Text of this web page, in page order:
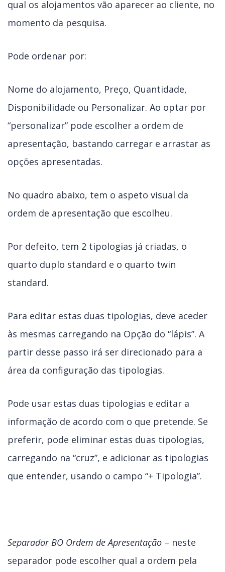
qual os alojamentos vão aparecer ao cliente, no
momento da pesquisa.
Pode ordenar por:
Nome do alojamento, Preço, Quantidade,
Disponibilidade ou Personalizar. Ao optar por
“personalizar” pode escolher a ordem de
apresentação, bastando carregar e arrastar as
opções apresentadas.
No quadro abaixo, tem o aspeto visual da
ordem de apresentação que escolheu.
Por defeito, tem 2 tipologias já criadas, o
quarto duplo standard e o quarto twin
standard.
Para editar estas duas tipologias, deve aceder
às mesmas carregando na Opção do “lápis”. A
partir desse passo irá ser direcionado para a
área da configuração das tipologias.
Pode usar estas duas tipologias e editar a
informação de acordo com o que pretende. Se
preferir, pode eliminar estas duas tipologias,
carregando na “cruz”, e adicionar as tipologias
que entender, usando o campo “+ Tipologia”.
Separador BO Ordem de Apresentação – neste
separador pode escolher qual a ordem pela